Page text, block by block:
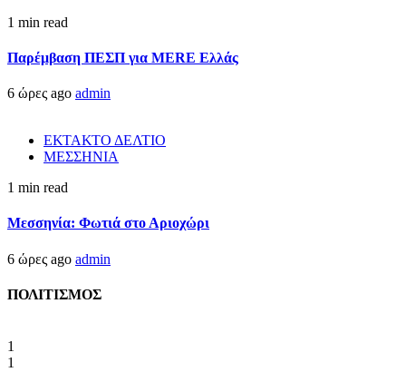
1 min read
Παρέμβαση ΠΕΣΠ για MERE Ελλάς
6 ώρες ago admin
ΕΚΤΑΚΤΟ ΔΕΛΤΙΟ
ΜΕΣΣΗΝΙΑ
1 min read
Μεσσηνία: Φωτιά στο Αριοχώρι
6 ώρες ago admin
ΠΟΛΙΤΙΣΜΟΣ
1
1